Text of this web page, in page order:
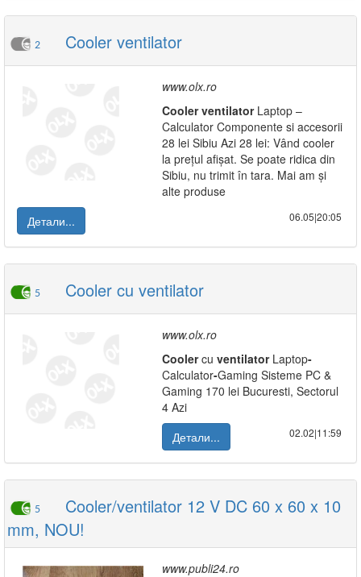
2 Cooler ventilator
www.olx.ro
Cooler ventilatorLaptop –
Calculator Componente si accesorii
28 lei Sibiu Azi 28 lei: Vând cooler
la prețul afișat. Se poate ridica din
Sibiu, nu trimit în tara. Mai am și
alte produse
Детали...
06.05|20:05
5 Cooler cu ventilator
www.olx.ro
Coolercu ventilatorLaptop-
Calculator-Gaming Sisteme PC &
Gaming 170 lei Bucuresti, Sectorul
4 Azi
Детали...
02.02|11:59
5
Cooler/ventilator 12 V DC 60 x 60 x 10
mm, NOU!
www.publi24.ro